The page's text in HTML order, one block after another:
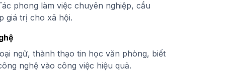
phong làm việc chuyên nghiệp, cầu
giá trị cho xã hội.
ngữ, thành thạo tin học văn phòng, biết
nghệ vào công việc hiệu quả.